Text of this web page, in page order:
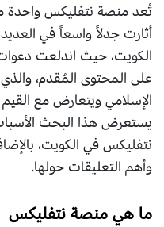
تُعد منصة نتفليكس واحدة
أثارت جدلاً واسعاً في
الكويت، حيث اندلعت
على المحتوى المُقدم،
الإسلامي ويتعارض مع القيم
يستعرض هذا البحث
نتفليكس في الكويت،
وأهم التعليقات حولها.
ما هي منصة نتفليكس